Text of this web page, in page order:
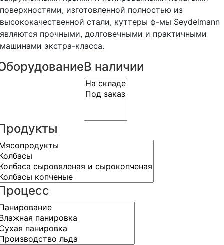
поверхностями, изготовленной полностью из
высококачественной стали, куттеры ф-мы Seydelmann
являются прочными, долговечными и практичными
машинами экстра-класса.
В наличии